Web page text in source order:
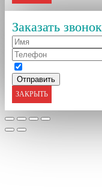
Заказать звонок
ЗАКРЫТЬ